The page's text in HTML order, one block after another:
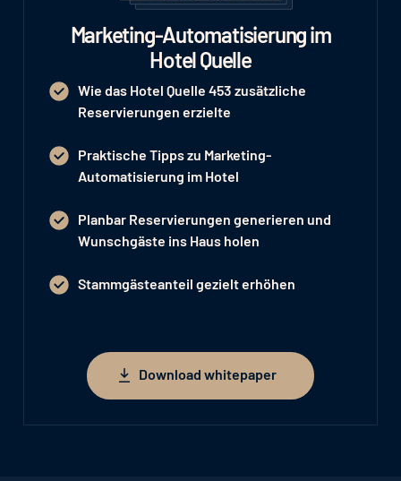
Marketing-Automatisierung im
Hotel Quelle
Wie das Hotel Quelle 453 zusätzliche
Reservierungen erzielte
Praktische Tipps zu Marketing-
Automatisierung im Hotel
Planbar Reservierungen generieren und
Wunschgäste ins Haus holen
Stammgästeanteil gezielt erhöhen
Download whitepaper
Download whitepaper